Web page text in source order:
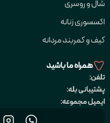
شال و روسری
اکسسوری زنانه
کیف و کمربند مردانه
همراه ما باشید
تلفن:
پشتیبانی بله:
ایمیل مجموعه: